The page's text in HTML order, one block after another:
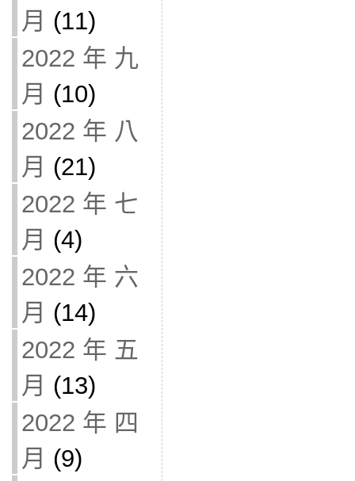
月 (11)
2022 年 九
月 (10)
2022 年 八
月 (21)
2022 年 七
月 (4)
2022 年 六
月 (14)
2022 年 五
月 (13)
2022 年 四
月 (9)